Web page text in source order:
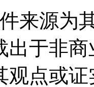
来源为
出于非
观点或